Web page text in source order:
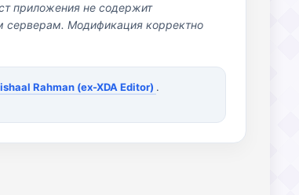
приложения не содержит
серверам. Модификация корректно
Rahman (ex-XDA Editor) .